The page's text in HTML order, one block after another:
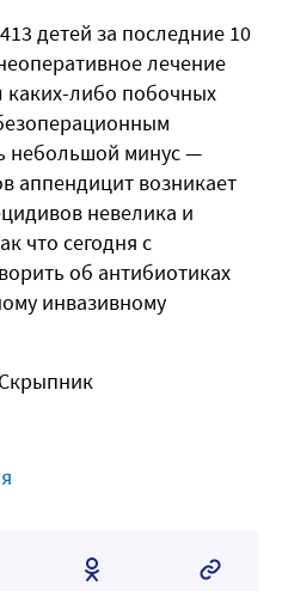
детей за последние 10
лечение
каких-либо побочных
небольшой минус —
аппендицит возникает
невелика и
что сегодня с
об антибиотиках
инвазивному